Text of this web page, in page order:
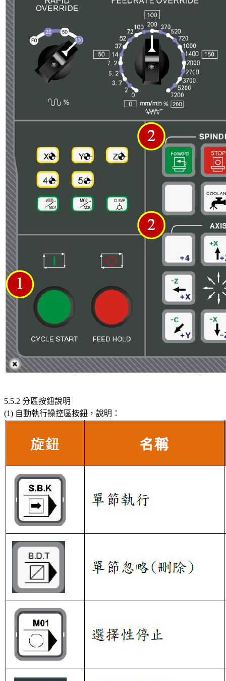
5.5.2 分區按鈕說明
(1) 自動執行操控區按鈕，說明：